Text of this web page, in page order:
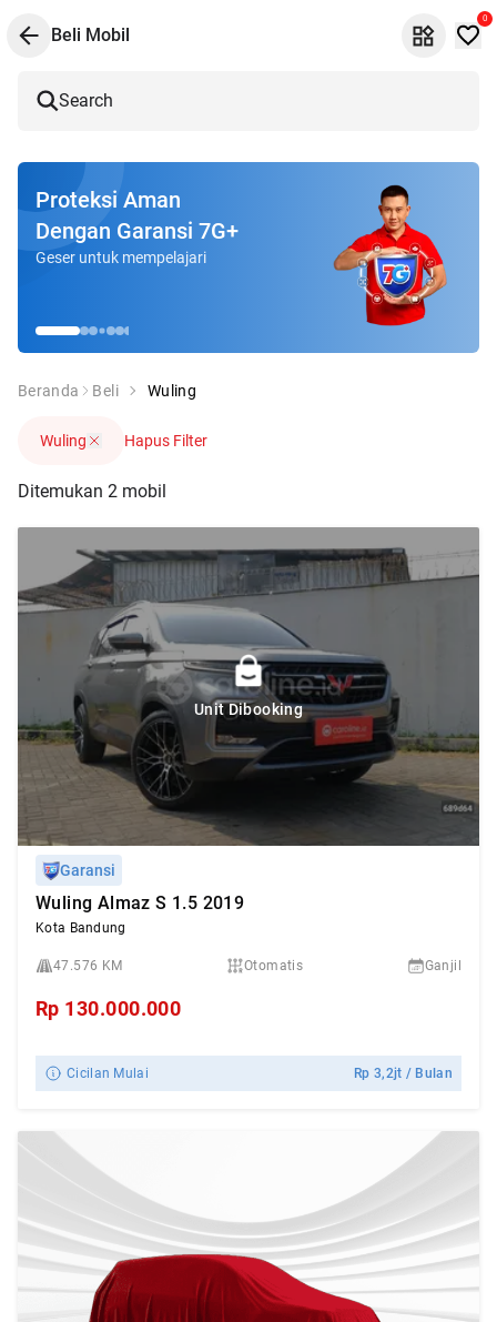
Beli Mobil
0
Search
Proteksi Aman
Dengan Garansi 7G+
Geser untuk mempelajari
Beranda Beli Wuling
Wuling Hapus Filter
Ditemukan 2 mobil
Unit Dibooking
Garansi
Wuling Almaz S 1.5 2019
Kota Bandung
47.576 KM Otomatis Ganjil
Rp 130.000.000
Cicilan Mulai Rp3,2jt / Bulan